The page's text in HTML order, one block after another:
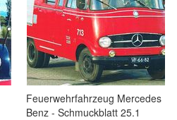
Feuerwehrfahrzeug Mercedes
Benz - Schmuckblatt 25.1